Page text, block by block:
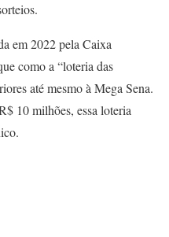
em 2022 pela Caixa
como a “loteria das
até mesmo à Mega Sena.
10 milhões, essa loteria